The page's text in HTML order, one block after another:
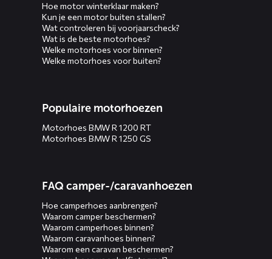
Hoe motor winterklaar maken?
Kun je een motor buiten stallen?
Wat controleren bij voorjaarscheck?
Wat is de beste motorhoes?
Welke motorhoes voor binnen?
Welke motorhoes voor buiten?
Populaire motorhoezen
Motorhoes BMW R 1200 RT
Motorhoes BMW R 1250 GS
FAQ camper-/caravanhoezen
Hoe camperhoes aanbrengen?
Waarom camper beschermen?
Waarom camperhoes binnen?
Waarom caravanhoes binnen?
Waarom een caravan beschermen?